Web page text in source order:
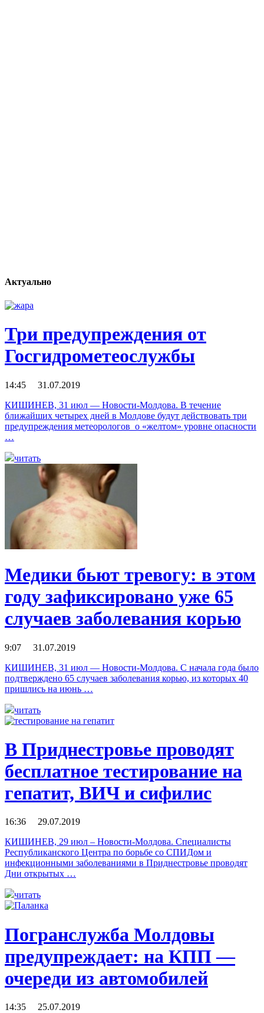
Актуально
Три предупреждения от
Госгидрометеослужбы
14:45 31.07.2019
КИШИНЕВ, 31 июл — Новости-Молдова. В течение
ближайших четырех дней в Молдове будут действовать три
предупреждения метеорологов о «желтом» уровне опасности
…
читать
Медики бьют тревогу: в этом
году зафиксировано уже 65
случаев заболевания корью
9:07 31.07.2019
КИШИНЕВ, 31 июл — Новости-Молдова. С начала года было
подтверждено 65 случаев заболевания корью, из которых 40
пришлись на июнь …
читать
В Приднестровье проводят
бесплатное тестирование на
гепатит, ВИЧ и сифилис
16:36 29.07.2019
КИШИНЕВ, 29 июл – Новости-Молдова. Специалисты
Республиканского Центра по борьбе со СПИДом и
инфекционными заболеваниями в Приднестровье проводят
Дни открытых …
читать
Погранслужба Молдовы
предупреждает: на КПП —
очереди из автомобилей
14:35 25.07.2019